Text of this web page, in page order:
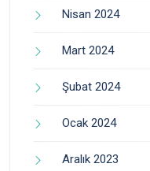
Nisan 2024
Mart 2024
Şubat 2024
Ocak 2024
Aralık 2023